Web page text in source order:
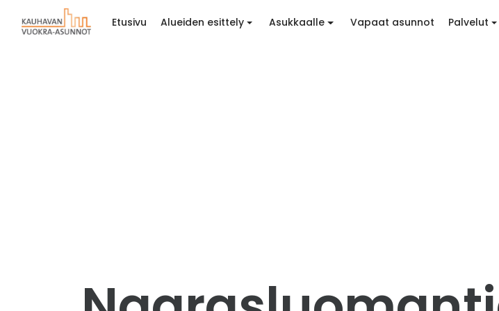
Etusivu Alueiden esittely Asukkaalle Vapaat asunnot Palvelut